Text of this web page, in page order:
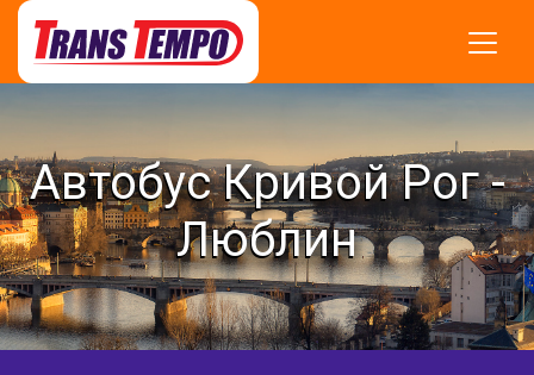
Автобус Кривой Рог -
Люблин